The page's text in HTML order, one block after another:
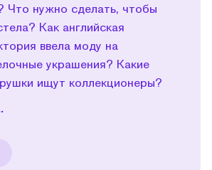
Что нужно сделать, чтобы
Как английская
ввела моду на
украшения? Какие
ищут коллекционеры?